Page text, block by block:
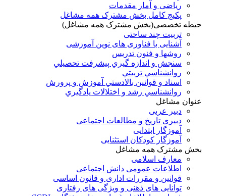
ریاضی و آمار مقدمات
پکیج کامل بخش مشترک همه مشاغل
حیطه تخصصی(بخش مشترک همه مشاغل)
تربیت چند ساحتی
آشنایی با فناوری های نوین آموزشی
روشها و فنون تدريس
سنجش و اندازه گيري پيشرفت تحصيلي
روانشناسي تربيتي
اسناد و قوانين بالادستي آموزش و پرورش
روانشناسي رشد و اختلالات يادگيري
عنوان مشاغل
دبير عربی
دبیری تاریخ و مطالعات اجتماعی
آموزگار ابتدایی
آموزگار کودکان استثنایی
بخش مشترک همه مشاغل
معارف اسلامی
اطلاعات عمومی دانش اجتماعی
قوانین و مقررات اداری و قانون اساسی
توانایی های ذهنی و ویژگی های رفتاری